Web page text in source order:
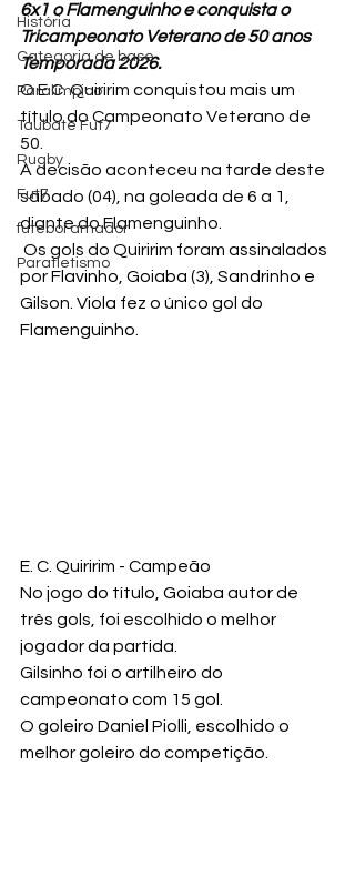
História
Categoria de base
Paralímpico
Taubaté Fut7
Rugby
Fut7
futebol amador
Paratletismo
6x1 o Flamenguinho e conquista o
Tricampeonato Veterano de 50 anos
Temporada 2026.
O E.C. Quiririm conquistou mais um
título do Campeonato Veterano de
50.
A decisão aconteceu na tarde deste
sábado (04), na goleada de 6 a 1,
diante do Flamenguinho.
Os gols do Quiririm foram assinalados
por Flavinho, Goiaba (3), Sandrinho e
Gilson. Viola fez o único gol do
Flamenguinho.
E. C. Quiririm - Campeão
No jogo do título, Goiaba autor de
três gols, foi escolhido o melhor
jogador da partida.
Gilsinho foi o artilheiro do
campeonato com 15 gol.
O goleiro Daniel Piolli, escolhido o
melhor goleiro do competição.